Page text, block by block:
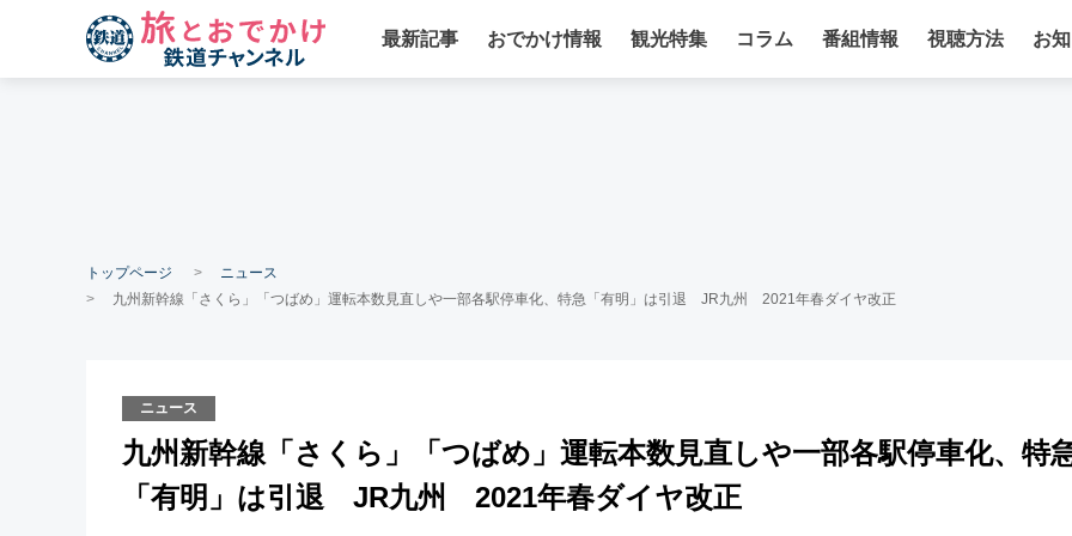
最新記事 おでかけ情報 観光特集 コラム 番組情報 視聴方法 お
トップページ
ニュース
九州新幹線「さくら」「つばめ」運転本数見直しや一部各駅停車化、特急「有明」は引退 JR九州 2021年春ダイヤ改正
ニュース
九州新幹線「さくら」「つばめ」運転本数見直しや一部各駅停車化、特
「有明」は引退 JR九州 2021年春ダイヤ改正